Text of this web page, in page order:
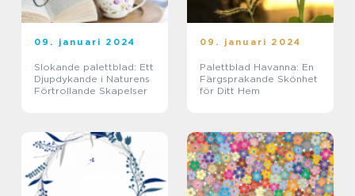
09. januari 2024
Slokande palettblad: Ett
Djupdykande i Naturens
Förtrollande Skapelser
09. januari 2024
Palettblad Havanna: En
Färgsprakande Skönhet
för Ditt Hem